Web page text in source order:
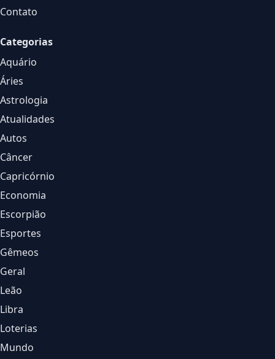
Contato
Categorias
Aquário
Áries
Astrologia
Atualidades
Autos
Câncer
Capricórnio
Economia
Escorpião
Esportes
Gêmeos
Geral
Leão
Libra
Loterias
Mundo